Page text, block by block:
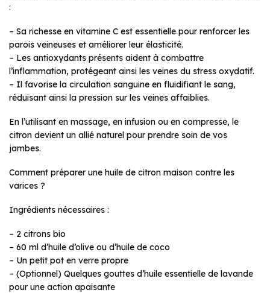
:
– Sa richesse en vitamine C est essentielle pour renforcer les
parois veineuses et améliorer leur élasticité.
– Les antioxydants présents aident à combattre
l’inflammation, protégeant ainsi les veines du stress oxydatif.
– Il favorise la circulation sanguine en fluidifiant le sang,
réduisant ainsi la pression sur les veines affaiblies.
En l’utilisant en massage, en infusion ou en compresse, le
citron devient un allié naturel pour prendre soin de vos
jambes.
Comment préparer une huile de citron maison contre les
varices ?
Ingrédients nécessaires :
– 2 citrons bio
– 60 ml d’huile d’olive ou d’huile de coco
– Un petit pot en verre propre
– (Optionnel) Quelques gouttes d’huile essentielle de lavande
pour une action apaisante